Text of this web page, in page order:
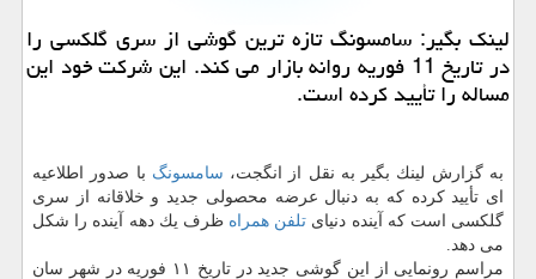
لینك بگیر: سامسونگ تازه ترین گوشی از سری گلكسی را
در تاریخ 11 فوریه روانه بازار می كند. این شركت خود این
مساله را تأیید كرده است.
به گزارش لینك بگیر به نقل از انگجت، سامسونگ با صدور اطلاعیه
ای تأیید كرده كه به دنبال عرضه محصولی جدید و خلاقانه از سری
گلكسی است كه آینده دنیای تلفن همراه ظرف یك دهه آینده را شكل
می دهد.
مراسم رونمایی از این گوشی جدید در تاریخ ۱۱ فوریه در شهر سان